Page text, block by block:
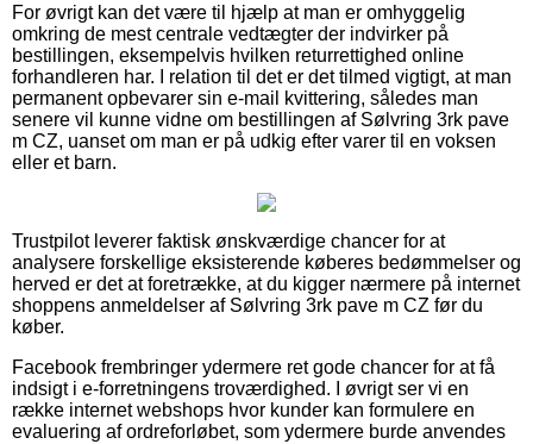
For øvrigt kan det være til hjælp at man er omhyggelig
omkring de mest centrale vedtægter der indvirker på
bestillingen, eksempelvis hvilken returrettighed online
forhandleren har. I relation til det er det tilmed vigtigt, at man
permanent opbevarer sin e-mail kvittering, således man
senere vil kunne vidne om bestillingen af Sølvring 3rk pave
m CZ, uanset om man er på udkig efter varer til en voksen
eller et barn.
Trustpilot leverer faktisk ønskværdige chancer for at
analysere forskellige eksisterende køberes bedømmelser og
herved er det at foretrække, at du kigger nærmere på internet
shoppens anmeldelser af Sølvring 3rk pave m CZ før du
køber.
Facebook frembringer ydermere ret gode chancer for at få
indsigt i e-forretningens troværdighed. I øvrigt ser vi en
række internet webshops hvor kunder kan formulere en
evaluering af ordreforløbet, som ydermere burde anvendes